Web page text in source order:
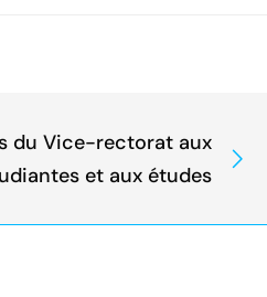
du Vice-rectorat aux
et aux études